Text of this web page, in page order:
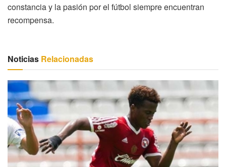
constancia y la pasión por el fútbol siempre encuentran
recompensa.
Noticias Relacionadas